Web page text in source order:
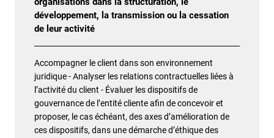
organisations dans la structuration, le
développement, la transmission ou la cessation
de leur activité
Accompagner le client dans son environnement
juridique - Analyser les relations contractuelles liées à
l’activité du client - Évaluer les dispositifs de
gouvernance de l’entité cliente afin de concevoir et
proposer, le cas échéant, des axes d’amélioration de
ces dispositifs, dans une démarche d’éthique des